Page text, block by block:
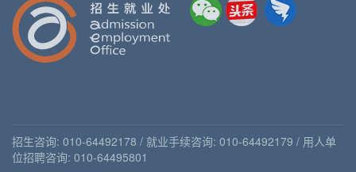
招生咨询: 010-64492178 / 就业手续咨询: 010-64492179 / 用人单
位招聘咨询: 010-64495801